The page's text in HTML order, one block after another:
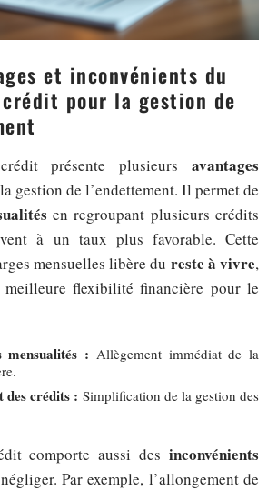
et inconvénients du
pour la gestion de
présente plusieurs avantages
gestion de l’endettement. Il permet de
en regroupant plusieurs crédits
à un taux plus favorable. Cette
mensuelles libère du reste à vivre,
flexibilité financière pour le
mensualités : Allègement immédiat de la
des crédits : Simplification de la gestion des
comporte aussi des inconvénients
Par exemple, l’allongement de